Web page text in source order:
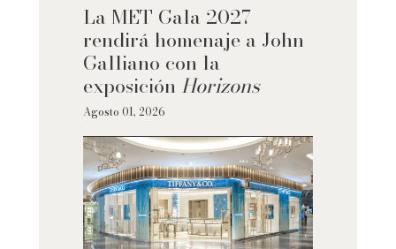
La MET Gala 2027
rendirá homenaje a John
Galliano con la
exposición Horizons
Agosto 01, 2026